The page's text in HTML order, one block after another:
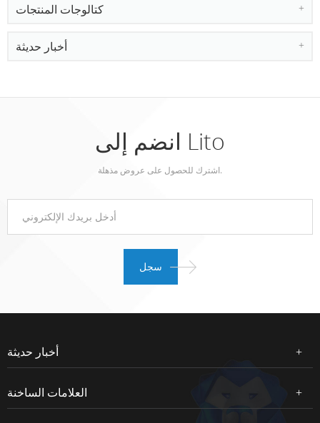
كتالوجات المنتجات
أخبار حديثة
انضم إلى Lito
اشترك للحصول على عروض مذهلة.
أخبار حديثة
العلامات الساخنة